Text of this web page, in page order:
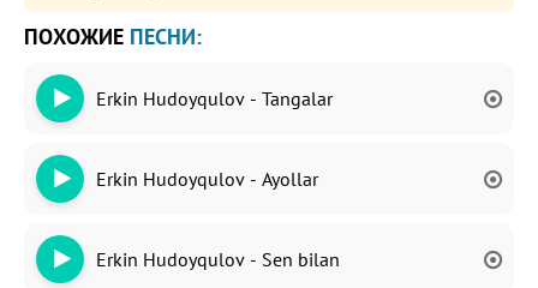
ПОХОЖИЕ ПЕСНИ:
Erkin Hudoyqulov - Tangalar
Erkin Hudoyqulov - Ayollar
Erkin Hudoyqulov - Sen bilan